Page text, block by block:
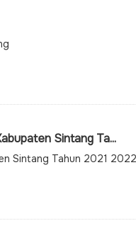
Sintang Ta...
Sintang Tahun 2021 2022